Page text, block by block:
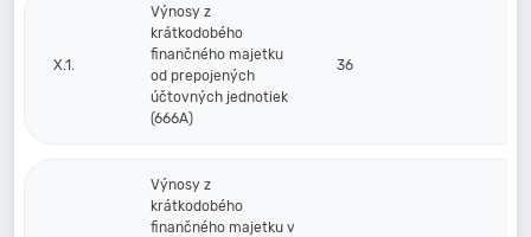
X.1.
Výnosy z
krátkodobého
finančného majetku
od prepojených
účtovných jednotiek
(666A)
36
Výnosy z
krátkodobého
finančného majetku v